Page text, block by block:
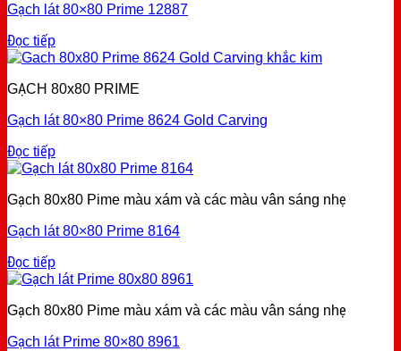
Gạch lát 80×80 Prime 12887
Đọc tiếp
GẠCH 80x80 PRIME
Gạch lát 80×80 Prime 8624 Gold Carving
Đọc tiếp
Gạch 80x80 Pime màu xám và các màu vân sáng nhẹ
Gạch lát 80×80 Prime 8164
Đọc tiếp
Gạch 80x80 Pime màu xám và các màu vân sáng nhẹ
Gạch lát Prime 80×80 8961